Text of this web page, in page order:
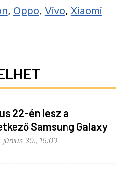
, Oppo, Vivo, Xiaomi
22-én lesz a
Samsung Galaxy
– ez várható
június 30., 16:00